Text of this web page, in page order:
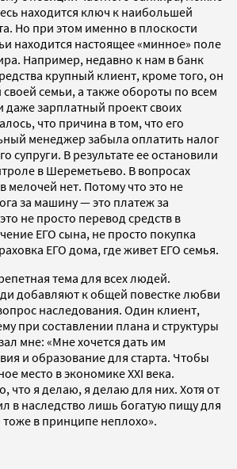
находится ключ к наибольшей
Но при этом именно в плоскости
находится настоящее«минное» поле
Например, недавно к нам в банк
крупный клиент, кроме того, он
своей семьи, а также обороты по всем
зарплатный проект своих
что причина в том, что его
менеджер забыла оплатить налог
супруги. В результате ее остановили
в Шереметьево. В вопросах
мелочей нет. Потому что это не
за машину — это платеж за
не просто перевод средств в
ЕГО сына, не просто покупка
ЕГО дома, где живет ЕГО семья.
тема для всех людей.
добавляют к общей повестке любви
наследования. Один клиент,
при составлении плана и структуры
мне: «Мне хочется дать им
и образование для старта. Чтобы
место в экономике XXI века.
что я делаю, я делаю для них. Хотя от
в наследство лишь богатую пищу для
в принципе неплохо».